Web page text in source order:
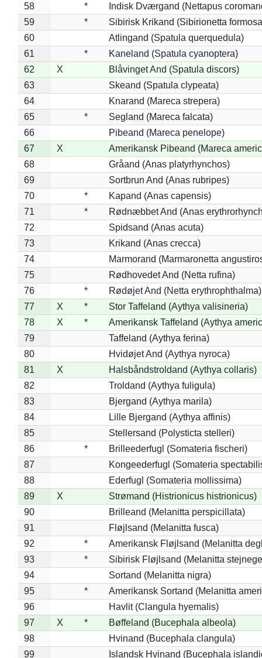
58
*
Indisk Dværgand (Nettapus
59
*
Sibirisk Krikand (Sibirionetta
60
Atlingand (Spatula querquedula)
61
*
Kaneland (Spatula cyanoptera)
62
X
Blåvinget And (Spatula discors)
63
Skeand (Spatula clypeata)
64
Knarand (Mareca strepera)
65
*
Segland (Mareca falcata)
66
Pibeand (Mareca penelope)
67
X
Amerikansk Pibeand (Mareca
68
Gråand (Anas platyrhynchos)
69
Sortbrun And (Anas rubripes)
70
*
Kapand (Anas capensis)
71
*
Rødnæbbet And (Anas
72
Spidsand (Anas acuta)
73
Krikand (Anas crecca)
74
Marmorand (Marmaronetta
75
Rødhovedet And (Netta rufina)
76
*
Rødøjet And (Netta erythrophthalma)
77
X *
Stor Taffeland (Aythya valisineria)
78
X *
Amerikansk Taffeland (Aythya
79
Taffeland (Aythya ferina)
80
Hvidøjet And (Aythya nyroca)
81
X
Halsbåndstroldand (Aythya collaris)
82
Troldand (Aythya fuligula)
83
Bjergand (Aythya marila)
84
Lille Bjergand (Aythya affinis)
85
Stellersand (Polysticta stelleri)
86
*
Brilleederfugl (Somateria fischeri)
87
Kongeederfugl (Somateria
88
Ederfugl (Somateria mollissima)
89
X
Strømand (Histrionicus histrionicus)
90
Brilleand (Melanitta perspicillata)
91
Fløjlsand (Melanitta fusca)
92
*
Amerikansk Fløjlsand (Melanitta
93
*
Sibirisk Fløjlsand (Melanitta
94
Sortand (Melanitta nigra)
95
*
Amerikansk Sortand (Melanitta
96
Havlit (Clangula hyemalis)
97
X *
Bøffeland (Bucephala albeola)
98
Hvinand (Bucephala clangula)
99
Islandsk Hvinand (Bucephala